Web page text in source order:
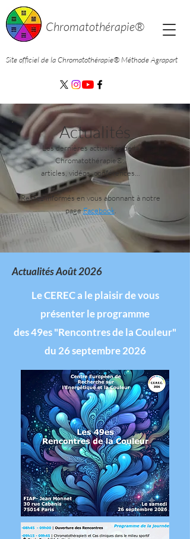
Chromatothérapie®
Site officiel de la Chromatothérapie® Méthode Agrapart
Actualités
Les dernières actualitésde la
Chromatothérapie®:
articles, vidéos, conférences...
Restez informés en vous abonnant à notre
pageFacebook.
Actualités Août 2026
Le CEREC a le plaisir de vous
présenter le programme
des 49es "Rencontres de la Couleur"
du 26 septembre 2026